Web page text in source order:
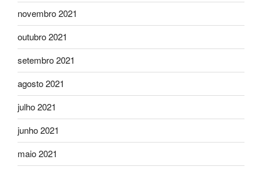
novembro 2021
outubro 2021
setembro 2021
agosto 2021
julho 2021
junho 2021
maio 2021